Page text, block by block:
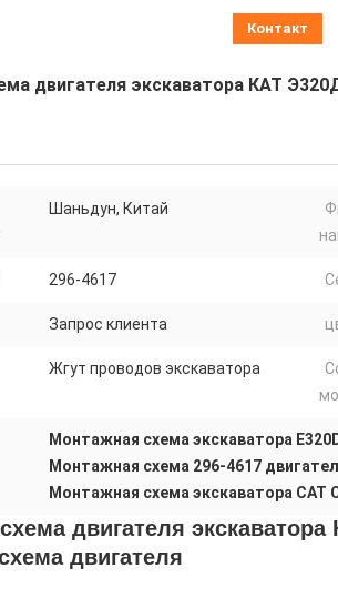
Контакт
двигателя экскаватора КАТ
Шаньдун, Китай
296-4617
Запрос клиента
Жгут проводов экскаватора
Монтажная схема экскаватора
Монтажная схема 296-4617
Монтажная схема экскаватора CAT
двигателя
двигателя